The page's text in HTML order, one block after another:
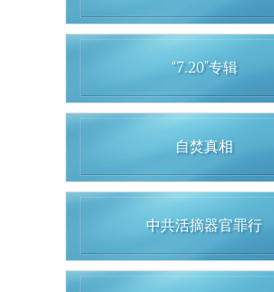
“7.20”专辑
自焚真相
中共活摘器官罪行